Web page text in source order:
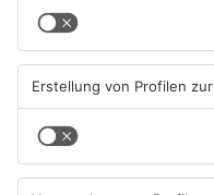
Sport: Viktoria mit
Traumstart – Alzenau und
Offenbach verlieren
02.08.2026, 08:29 UHR IN SPORT